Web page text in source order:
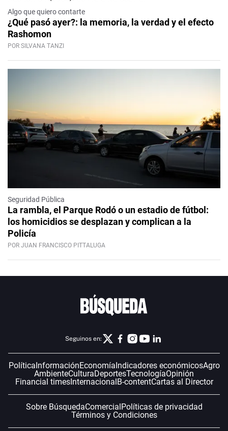
Algo que quiero contarte
¿Qué pasó ayer?: la memoria, la verdad y el efecto
Rashomon
POR SILVANA TANZI
Seguridad Pública
La rambla, el Parque Rodó o un estadio de fútbol:
los homicidios se desplazan y complican a la
Policía
POR JUAN FRANCISCO PITTALUGA
Seguinos en:
PolíticaInformaciónEconomíaIndicadores económicosAgro
AmbienteCulturaDeportesTecnologíaOpinión
Financial timesInternacionalB-contentCartas al Director
Sobre BúsquedaComercialPolíticas de privacidad
Términos y Condiciones